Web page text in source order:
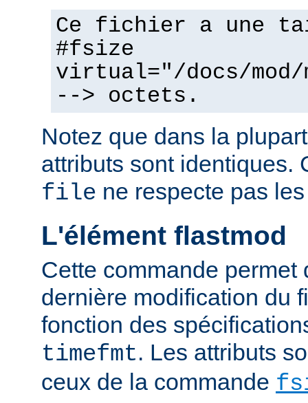
Ce fichier a une
#fsize
virtual="/docs/mod/
--> octets.
Notez que dans la
attributs sont identiques.
file ne respecte pas
L'élément flastmod
Cette commande permet
dernière modification du
fonction des
timefmt. Les attributs
ceux de la commande